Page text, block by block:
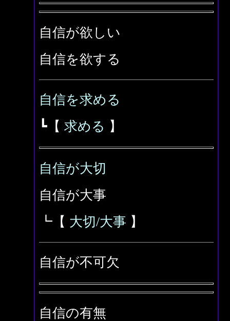
自信が欲しい
自信を欲する
自信を求める
┗【 求める 】
自信が大切
自信が大事
┗【 大切/大事 】
自信が不可欠
自信の有無